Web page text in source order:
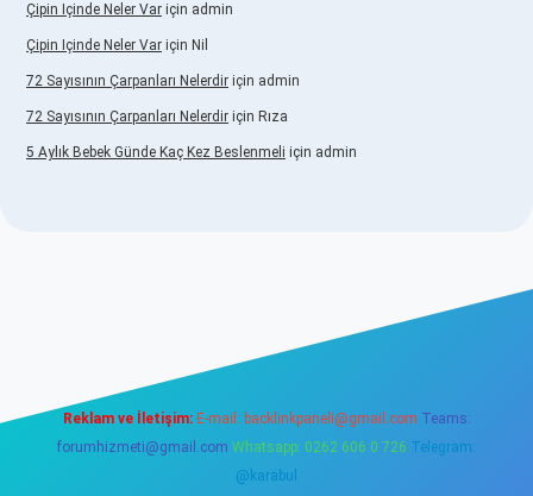
Çipin Içinde Neler Var için admin
Çipin Içinde Neler Var için Nil
72 Sayısının Çarpanları Nelerdir için admin
72 Sayısının Çarpanları Nelerdir için Rıza
5 Aylık Bebek Günde Kaç Kez Beslenmeli için admin
Reklam ve İletişim: E-mail: backlinkpaneli@gmail.com Teams:
forumhizmeti@gmail.com Whatsapp: 0262 606 0 726 Telegram:
@karabul